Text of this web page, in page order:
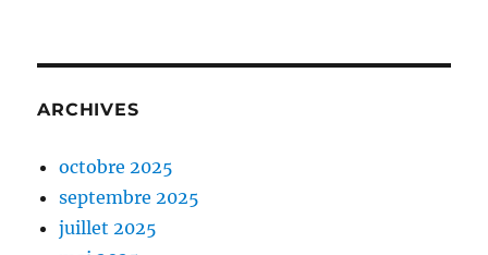
ARCHIVES
octobre 2025
septembre 2025
juillet 2025